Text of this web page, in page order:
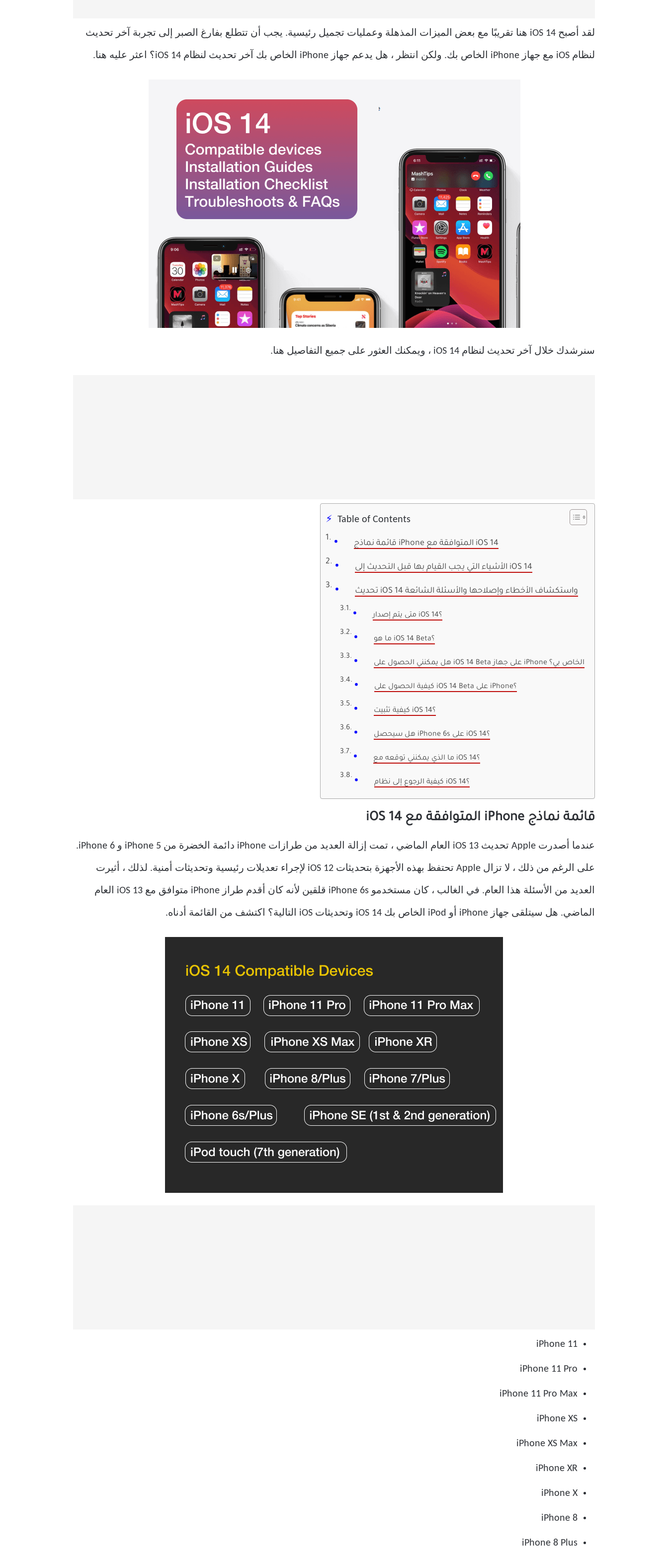
لقد أصبح iOS 14 هنا تقريبًا مع بعض الميزات المذهلة وعمليات تجميل رئيسية. يجب أن تتطلع بفارغ الصبر إلى تجربة آخر تحديث
لنظام iOS مع جهاز iPhone الخاص بك. ولكن انتظر ، هل يدعم جهاز iPhone الخاص بك آخر تحديث لنظام iOS 14؟ اعثر عليه هنا.
سنرشدك خلال آخر تحديث لنظام iOS 14 ، ويمكنك العثور على جميع التفاصيل هنا.
Table of Contents
قائمة نماذج iPhone المتوافقة مع iOS 14
الأشياء التي يجب القيام بها قبل التحديث إلى iOS 14
تحديث iOS 14 واستكشاف الأخطاء وإصلاحها والأسئلة الشائعة
متى يتم إصدار iOS 14؟
ما هو iOS 14 Beta؟
هل يمكنني الحصول على iOS 14 Beta على جهاز iPhone الخاص بي؟
كيفية الحصول على iOS 14 Beta على iPhone؟
كيفية تثبيت iOS 14؟
هل سيحصل iPhone 6s على iOS 14؟
ما الذي يمكنني توقعه مع iOS 14؟
كيفية الرجوع إلى نظام iOS 14؟
قائمة نماذج iPhone المتوافقة مع iOS 14
عندما أصدرت Apple تحديث iOS 13 العام الماضي ، تمت إزالة العديد من طرازات iPhone دائمة الخضرة من iPhone 5 و iPhone 6.
على الرغم من ذلك ، لا تزال Apple تحتفظ بهذه الأجهزة بتحديثات iOS 12 لإجراء تعديلات رئيسية وتحديثات أمنية. لذلك ، أثيرت
العديد من الأسئلة هذا العام. في الغالب ، كان مستخدمو iPhone 6s قلقين لأنه كان أقدم طراز iPhone متوافق مع iOS 13 العام
الماضي. هل سيتلقى جهاز iPhone أو iPod الخاص بك iOS 14 وتحديثات iOS التالية؟ اكتشف من القائمة أدناه.
iPhone 11
iPhone 11 Pro
iPhone 11 Pro Max
iPhone XS
iPhone XS Max
iPhone XR
iPhone X
iPhone 8
iPhone 8 Plus